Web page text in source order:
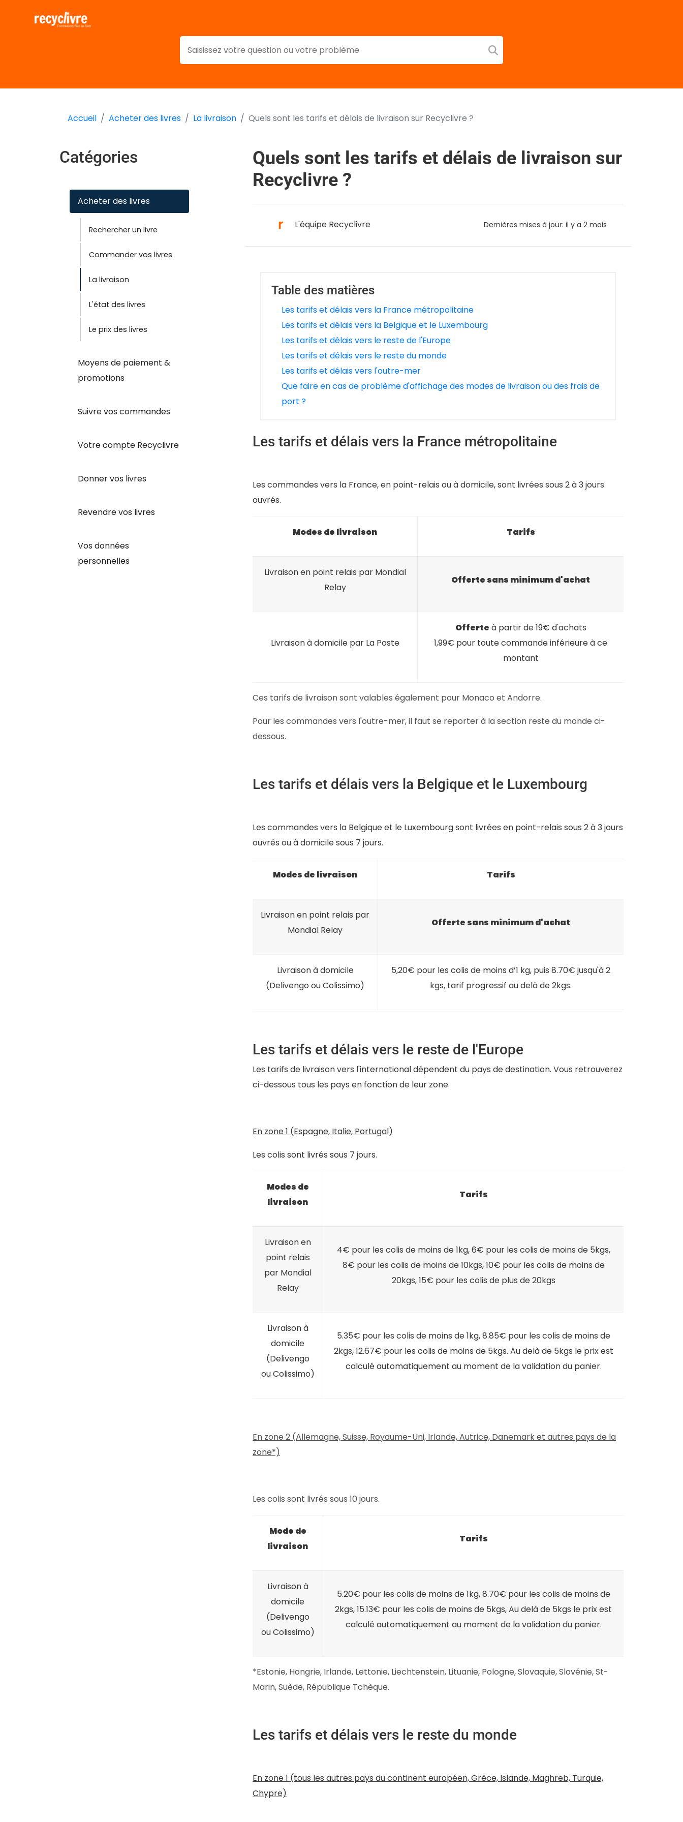
Accueil Acheter des livres La livraison Quels sont les tarifs et délais de livraison sur Recyclivre ?
Catégories
Acheter des livres
Rechercher un livre
Commander vos livres
La livraison
L'état des livres
Le prix des livres
Moyens de paiement &
promotions
Suivre vos commandes
Votre compte Recyclivre
Donner vos livres
Revendre vos livres
Vos données
personnelles
Quels sont les tarifs et délais de livraison sur
Recyclivre ?
L'équipe Recyclivre Dernières mises à jour: il y a 2 mois
Table des matières
Les tarifs et délais vers la France métropolitaine
Les tarifs et délais vers la Belgique et le Luxembourg
Les tarifs et délais vers le reste de l'Europe
Les tarifs et délais vers le reste du monde
Les tarifs et délais vers l'outre-mer
Que faire en cas de problème d'affichage des modes de livraison ou des frais de
port ?
Les tarifs et délais vers la France métropolitaine
Les commandes vers la France, en point-relais ou à domicile, sont livrées sous 2 à 3 jours
ouvrés.
Modes de livraison Tarifs
Livraison en point relais par Mondial
Relay
Offerte sans minimum d'achat
Livraison à domicile par La Poste
Offerte à partir de 19€ d'achats
1,99€ pour toute commande inférieure à ce
montant
Ces tarifs de livraison sont valables également pour Monaco et Andorre.
Pour les commandes vers l'outre-mer, il faut se reporter à la section reste du monde ci-
dessous.
Les tarifs et délais vers la Belgique et le Luxembourg
Les commandes vers la Belgique et le Luxembourg sont livrées en point-relais sous 2 à 3 jours
ouvrés ou à domicile sous 7 jours.
Modes de livraison Tarifs
Livraison en point relais par
Mondial Relay
Offerte sans minimum d'achat
Livraison à domicile
(Delivengo ou Colissimo)
5,20€ pour les colis de moins d’1 kg, puis 8.70€ jusqu'à 2
kgs, tarif progressif au delà de 2kgs.
Les tarifs et délais vers le reste de l'Europe
Les tarifs de livraison vers l'international dépendent du pays de destination. Vous retrouverez
ci-dessous tous les pays en fonction de leur zone.
En zone 1 (Espagne, Italie, Portugal)
Les colis sont livrés sous 7 jours.
Modes de
livraison
Tarifs
Livraison en
point relais
par Mondial
Relay
4€ pour les colis de moins de 1kg, 6€ pour les colis de moins de 5kgs,
8€ pour les colis de moins de 10kgs, 10€ pour les colis de moins de
20kgs, 15€ pour les colis de plus de 20kgs
Livraison à
domicile
(Delivengo
ou Colissimo)
5.35€ pour les colis de moins de 1kg, 8.85€ pour les colis de moins de
2kgs, 12.67€ pour les colis de moins de 5kgs. Au delà de 5kgs le prix est
calculé automatiquement au moment de la validation du panier.
En zone 2 (Allemagne, Suisse, Royaume-Uni, Irlande, Autrice, Danemark et autres pays de la
zone*)
Les colis sont livrés sous 10 jours.
Mode de
livraison
Tarifs
Livraison à
domicile
(Delivengo
ou Colissimo)
5.20€ pour les colis de moins de 1kg, 8.70€ pour les colis de moins de
2kgs, 15.13€ pour les colis de moins de 5kgs, Au delà de 5kgs le prix est
calculé automatiquement au moment de la validation du panier.
*Estonie, Hongrie, Irlande, Lettonie, Liechtenstein, Lituanie, Pologne, Slovaquie, Slovénie, St-
Marin, Suède, République Tchèque.
Les tarifs et délais vers le reste du monde
En zone 1 (tous les autres pays du continent européen, Grèce, Islande, Maghreb, Turquie,
Chypre)